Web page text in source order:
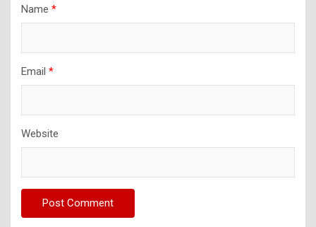
Name *
Email *
Website